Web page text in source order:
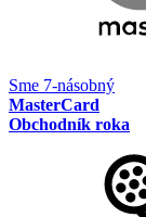
Sme 7-násobný
MasterCard
Obchodník roka